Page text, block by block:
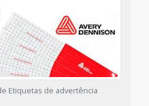
Etiquetas de advertência